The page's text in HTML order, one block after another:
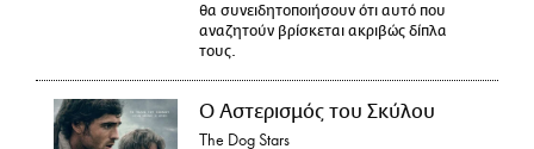
θα συνειδητοποιήσουν ότι αυτό που
αναζητούν βρίσκεται ακριβώς δίπλα
τους.
Ο Αστερισμός του Σκύλου
The Dog Stars